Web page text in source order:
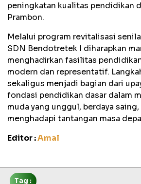
peningkatan kualitas pendidikan
Prambon.
Melalui program revitalisasi
SDN Bendotretek I diharapkan
menghadirkan fasilitas
modern dan representatif.
sekaligus menjadi bagian dari
fondasi pendidikan dasar dalam
muda yang unggul, berdaya
menghadapi tantangan masa
Editor :Amal
Tag :